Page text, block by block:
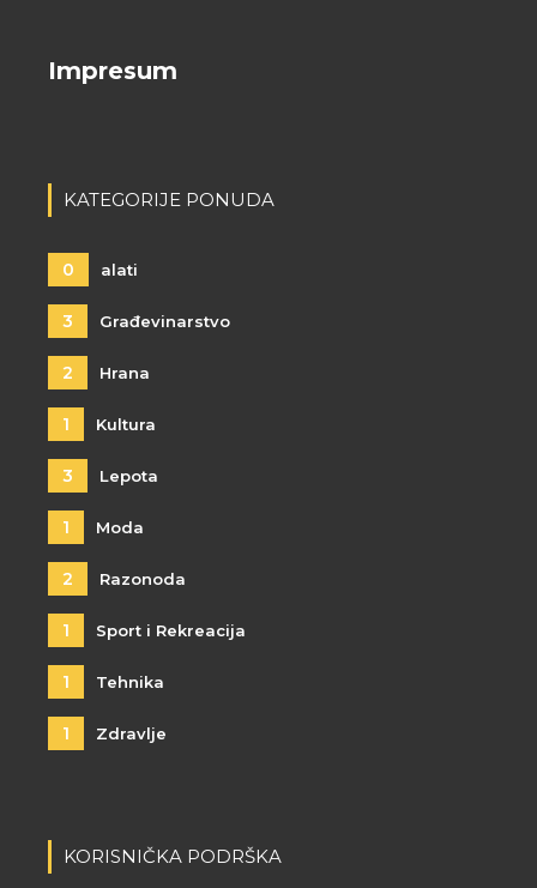
Impresum
KATEGORIJE PONUDA
0 alati
3 Građevinarstvo
2 Hrana
1 Kultura
3 Lepota
1 Moda
2 Razonoda
1 Sport i Rekreacija
1 Tehnika
1 Zdravlje
KORISNIČKA PODRŠKA